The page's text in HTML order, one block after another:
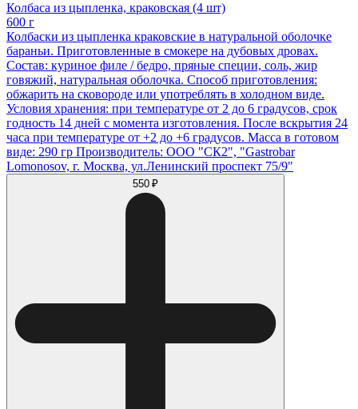
Колбаса из цыпленка, краковская (4 шт)
600 г
Колбаски из цыпленка краковские в натуральной оболочке
бараньи. Приготовленные в смокере на дубовых дровах.
Состав: куриное филе / бедро, пряные специи, соль, жир
говяжий, натуральная оболочка. Способ приготовления:
обжарить на сковороде или употреблять в холодном виде.
Условия хранения: при температуре от 2 до 6 градусов, срок
годность 14 дней с момента изготовления. После вскрытия 24
часа при температуре от +2 до +6 градусов. Масса в готовом
виде: 290 гр Производитель: ООО "СК2", "Gastrobar
Lomonosov, г. Москва, ул.Ленинский проспект 75/9"
550 ₽